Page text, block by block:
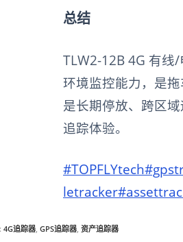
总结
TLW2-12B 4G 有线
环境监控能力，是
是长期停放、跨区
追踪体验。
#TOPFLYtech
letracker
4G追踪器, GPS追踪器, 资产追踪器